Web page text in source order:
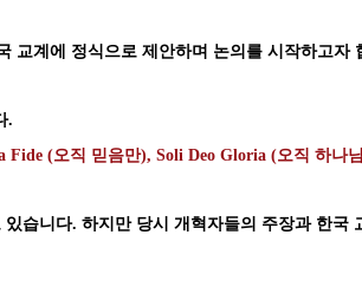
교계에 정식으로 제안하며 논의를 시작하고자
.
(오직 믿음만), Soli Deo Gloria (오직 하나
습니다. 하지만 당시 개혁자들의 주장과 한